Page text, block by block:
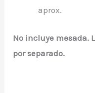
aprox.
No incluye mesada.
por separado.